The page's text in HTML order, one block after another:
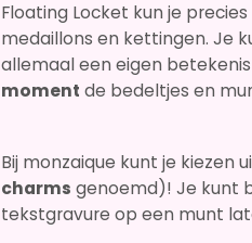
Floating Locket kun je
medaillons en kettingen. Je
allemaal een eigen
moment de bedeltjes en
Bij monzaique kunt je kiezen
charms genoemd)! Je kunt
tekstgravure op een munt